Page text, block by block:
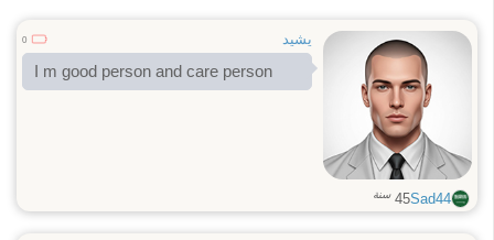
يشيد 0
I m good person and care person
Sad44
45 سنة